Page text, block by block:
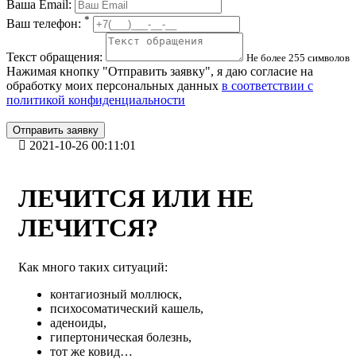
Ваша Email:
Ваш телефон: *
Текст обращения: Не более 255 символов
Нажимая кнопку "Отправить заявку", я даю согласие на
обработку моих персональных данных в соответствии с
политикой конфиденциальности
Отправить заявку
2021-10-26 00:11:01
ЛЕЧИТСЯ ИЛИ НЕ
ЛЕЧИТСЯ?
Как много таких ситуаций:
контагиозный моллюск,
психосоматический кашель,
аденоиды,
гипертоническая болезнь,
тот же ковид…